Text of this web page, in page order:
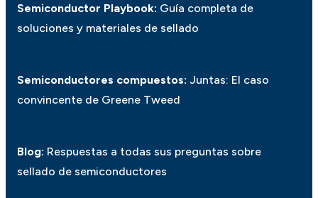
Semiconductor Playbook: Guía completa de
soluciones y materiales de sellado
Semiconductores compuestos: Juntas: El caso
convincente de Greene Tweed
Blog: Respuestas a todas sus preguntas sobre
sellado de semiconductores